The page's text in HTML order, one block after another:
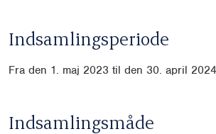
Indsamlingsperiode
Fra den 1. maj 2023 til den 30. april
Indsamlingsmåde